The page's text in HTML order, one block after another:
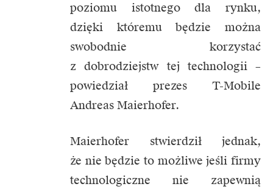
poziomu istotnego dla rynku,
dzięki któremu będzie można
swobodnie korzystać
z dobrodziejstw tej technologii –
powiedział prezes T-Mobile
Andreas Maierhofer.
Maierhofer stwierdził jednak,
że nie będzie to możliwe jeśli firmy
technologiczne nie zapewnią